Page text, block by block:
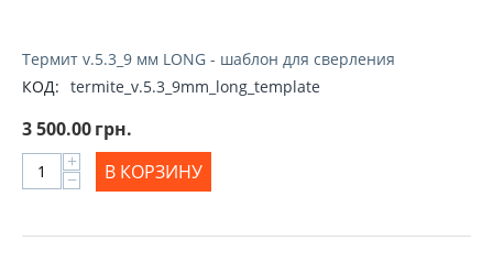
Термит v.5.3_9 мм LONG - шаблон для сверления
КОД: termite_v.5.3_9mm_long_template
3 500.00грн.
+
− В КОРЗИНУ